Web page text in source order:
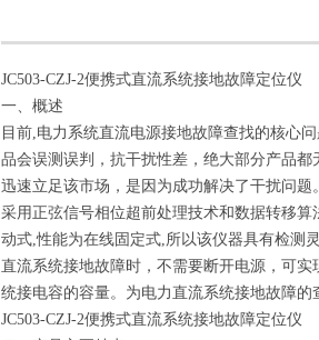
JC503-CZJ-2便携式直流系统接地故障定位仪
一、概述
目前,电力系统直流电源接地故障查找的核心
品会误测误判，抗干扰性差，绝大部分产品
迅速立足该市场，是因为成功解决了干扰问题
采用正弦信号相位超前处理技术和数据转移
动式,性能为在线固定式,所以该仪器具有检测
直流系统接地故障时，不需要断开电源，可
统接电容的容量。为电力直流系统接地故障
JC503-CZJ-2便携式直流系统接地故障定位仪